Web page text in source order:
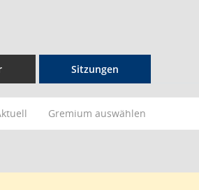
Sitzungen
Gremium auswählen